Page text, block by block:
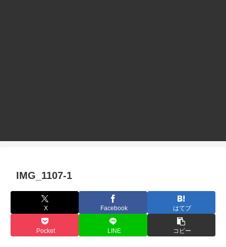
IMG_1107-1
X Facebook はてブ
Pocket LINE コピー